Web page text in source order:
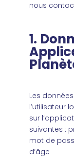
nous
1.
Les
l’utilisateur
sur
suivantes :
mot de
d’âge